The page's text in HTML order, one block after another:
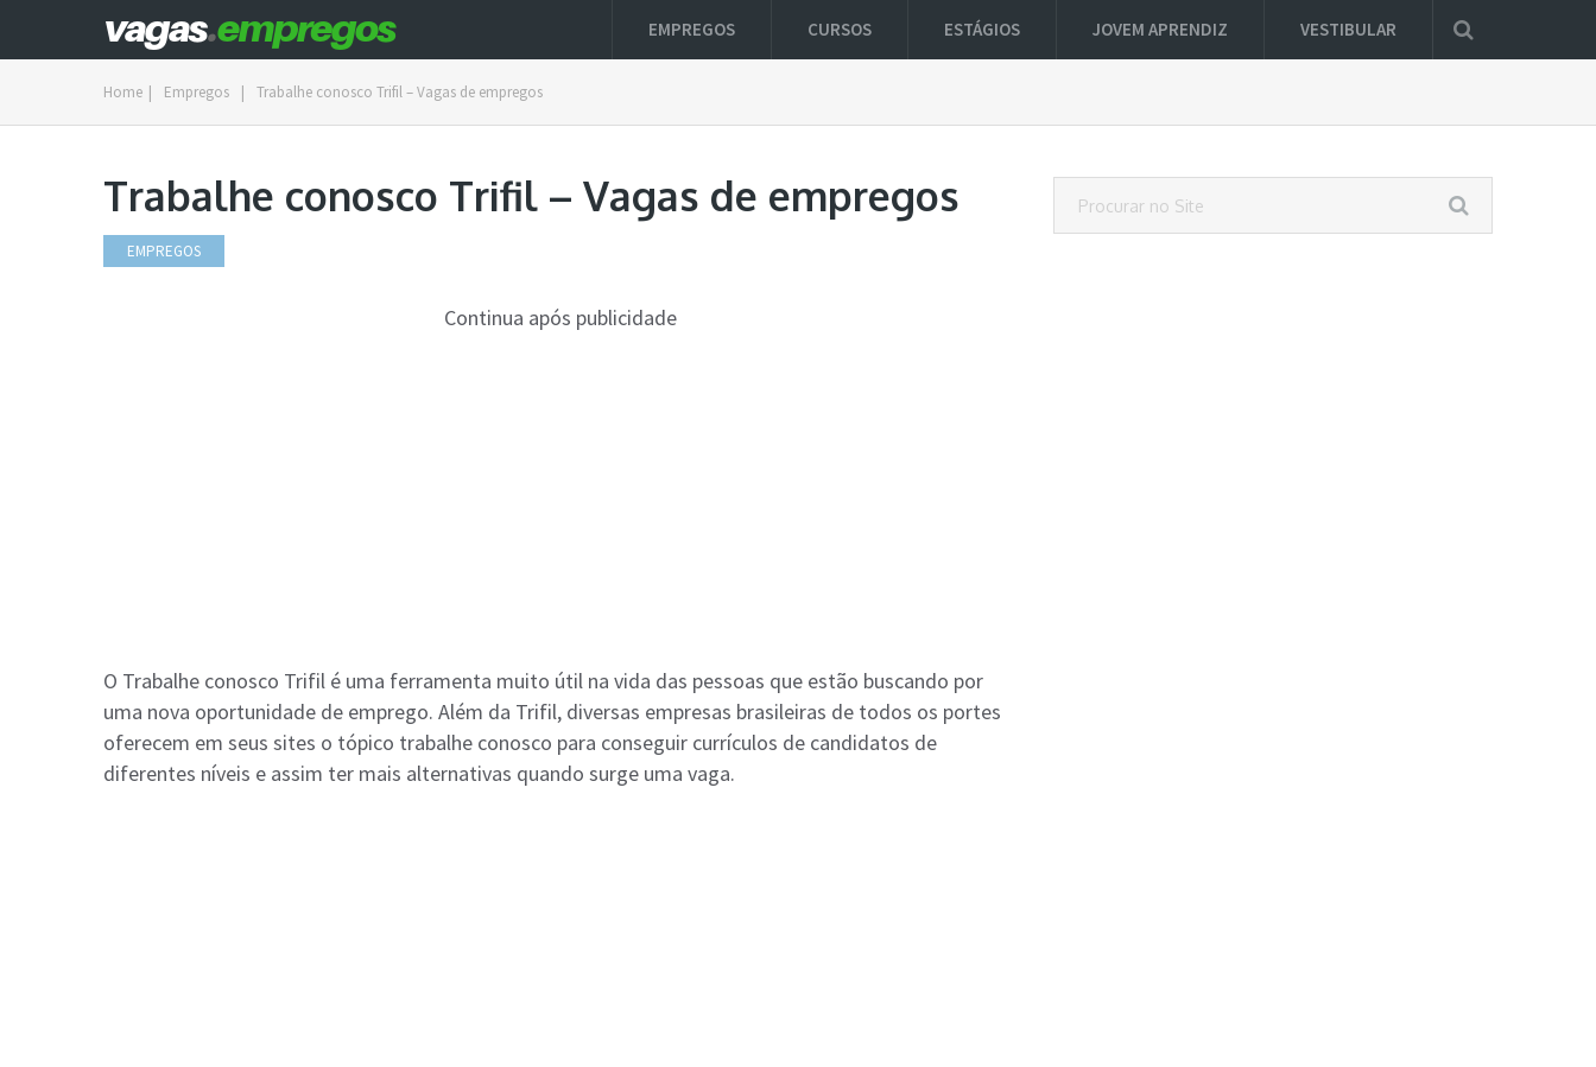
EMPREGOS CURSOS ESTÁGIOS JOVEM APRENDIZ VESTIBULAR
Home | Empregos | Trabalhe conosco Trifil – Vagas de empregos
Trabalhe conosco Trifil – Vagas de empregos
EMPREGOS
Continua após publicidade
O Trabalhe conosco Trifil é uma ferramenta muito útil na vida das pessoas que estão buscando por
uma nova oportunidade de emprego. Além da Trifil, diversas empresas brasileiras de todos os portes
oferecem em seus sites o tópico trabalhe conosco para conseguir currículos de candidatos de
diferentes níveis e assim ter mais alternativas quando surge uma vaga.